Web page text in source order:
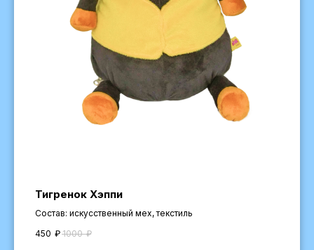
Тигренок Хэппи
Состав: искусственный мех, текстиль
450 ₽ 1000 ₽